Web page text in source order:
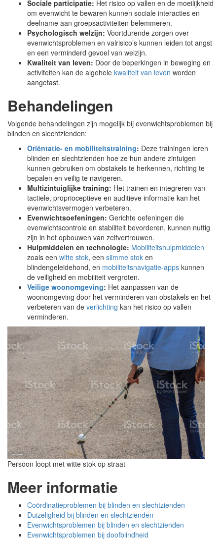
Sociale participatie: Het risico op vallen en de moeilijkheid
om evenwicht te bewaren kunnen sociale interacties en
deelname aan groepsactiviteiten belemmeren.
Psychologisch welzijn: Voortdurende zorgen over
evenwichtsproblemen en valrisico’s kunnen leiden tot angst
en een verminderd gevoel van welzijn.
Kwaliteit van leven: Door de beperkingen in beweging en
activiteiten kan de algehele kwaliteit van leven worden
aangetast.
Behandelingen
Volgende behandelingen zijn mogelijk bij evenwichtsproblemen bij
blinden en slechtzienden:
Oriëntatie- en mobiliteitstraining: Deze trainingen leren
blinden en slechtzienden hoe ze hun andere zintuigen
kunnen gebruiken om obstakels te herkennen, richting te
bepalen en veilig te navigeren.
Multizintuiglijke training: Het trainen en integreren van
tactiele, proprioceptieve en auditieve informatie kan het
evenwichtsvermogen verbeteren.
Evenwichtsoefeningen: Gerichte oefeningen die
evenwichtscontrole en stabiliteit bevorderen, kunnen nuttig
zijn in het opbouwen van zelfvertrouwen.
Hulpmiddelen en technologie: Mobiliteitshulpmiddelen
zoals een witte stok, een slimme stok en
blindengeleidehond, en mobiliteitsnavigatie-apps kunnen
de veiligheid en mobiliteit vergroten.
Veilige woonomgeving: Het aanpassen van de
woonomgeving door het verminderen van obstakels en het
verbeteren van de verlichting kan het risico op vallen
verminderen.
Persoon loopt met witte stok op straat
Meer informatie
Coördinatieproblemen bij blinden en slechtzienden
Duizeligheid bij blinden en slechtzienden
Evenwichtsproblemen bij blinden en slechtzienden
Evenwichtsproblemen bij doofblindheid